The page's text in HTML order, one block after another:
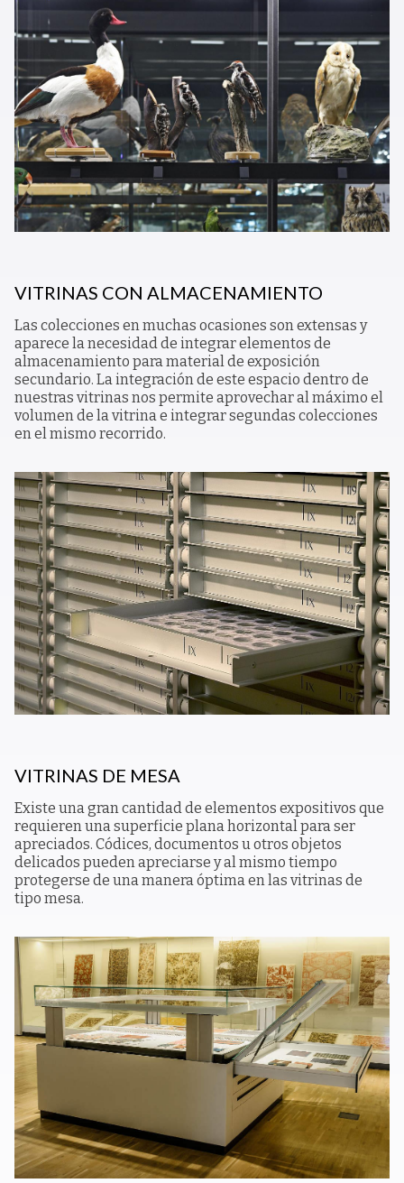
VITRINAS CON ALMACENAMIENTO
Las colecciones en muchas ocasiones son extensas y
aparece la necesidad de integrar elementos de
almacenamiento para material de exposición
secundario. La integración de este espacio dentro de
nuestras vitrinas nos permite aprovechar al máximo el
volumen de la vitrina e integrar segundas colecciones
en el mismo recorrido.
VITRINAS DE MESA
Existe una gran cantidad de elementos expositivos que
requieren una superficie plana horizontal para ser
apreciados. Códices, documentos u otros objetos
delicados pueden apreciarse y al mismo tiempo
protegerse de una manera óptima en las vitrinas de
tipo mesa.